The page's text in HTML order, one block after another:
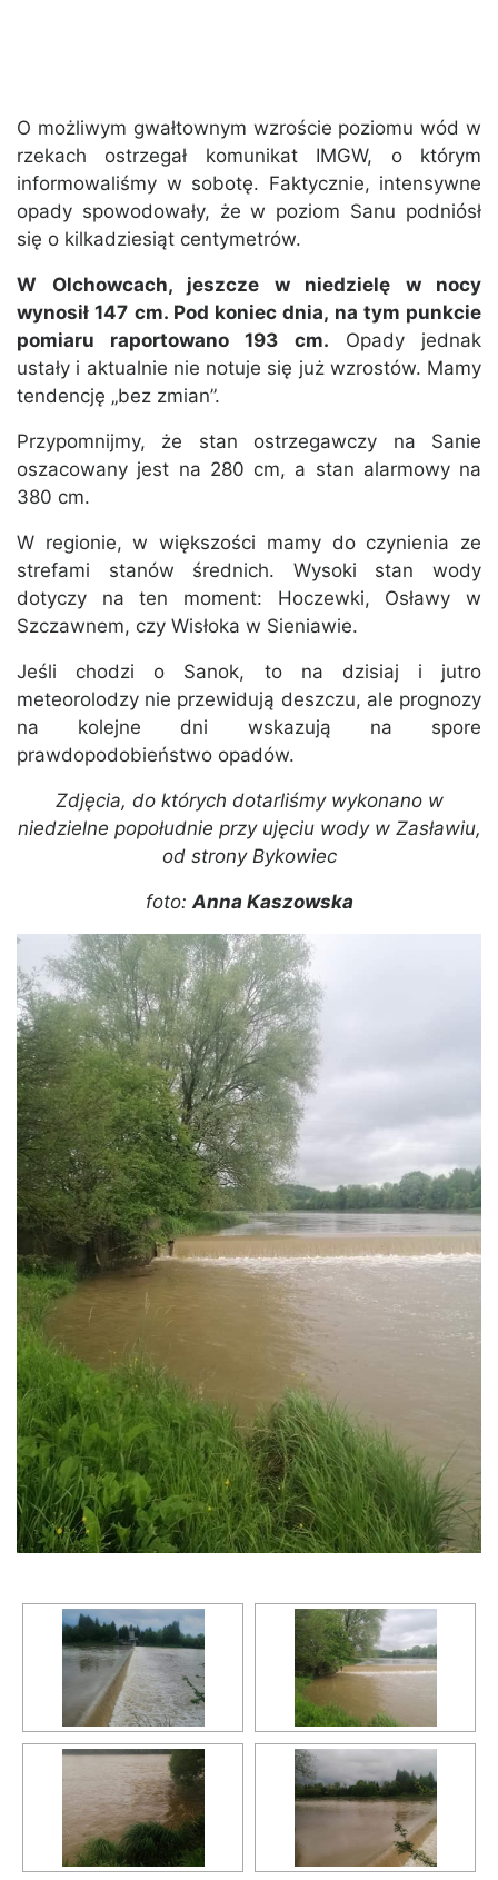
O możliwym gwałtownym wzroście poziomu wód w
rzekach ostrzegał komunikat IMGW, o którym
informowaliśmy w sobotę. Faktycznie, intensywne
opady spowodowały, że w poziom Sanu podniósł
się o kilkadziesiąt centymetrów.
W Olchowcach, jeszcze w niedzielę w nocy
wynosił 147 cm. Pod koniec dnia, na tym punkcie
pomiaru raportowano 193 cm. Opady jednak
ustały i aktualnie nie notuje się już wzrostów. Mamy
tendencję „bez zmian”.
Przypomnijmy, że stan ostrzegawczy na Sanie
oszacowany jest na 280 cm, a stan alarmowy na
380 cm.
W regionie, w większości mamy do czynienia ze
strefami stanów średnich. Wysoki stan wody
dotyczy na ten moment: Hoczewki, Osławy w
Szczawnem, czy Wisłoka w Sieniawie.
Jeśli chodzi o Sanok, to na dzisiaj i jutro
meteorolodzy nie przewidują deszczu, ale prognozy
na kolejne dni wskazują na spore
prawdopodobieństwo opadów.
Zdjęcia, do których dotarliśmy wykonano w
niedzielne popołudnie przy ujęciu wody w Zasławiu,
od strony Bykowiec
foto:Anna Kaszowska